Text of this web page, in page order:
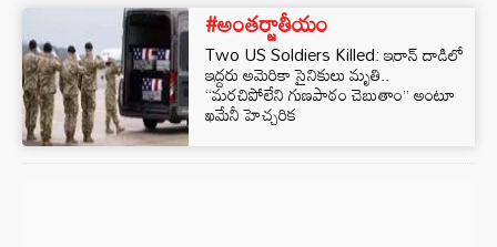
#అంతర్జాతీయం
Two US Soldiers Killed: ఇరాన్ దాడిలో
ఇద్దరు అమెరికా సైనికులు మృతి..
“మరచిపోలేని గుణపాఠం చెబుతాం” అంటూ
ఖమేనీ హెచ్చరిక